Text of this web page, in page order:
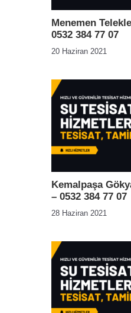
Menemen
0532 384 77 07
20 Haziran 2021
Kemalpaşa
– 0532 384 77 07
28 Haziran 2021